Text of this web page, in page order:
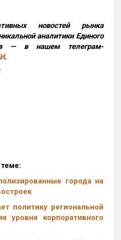
новостей рынка
аналитики Единого
— в нашем телеграм-
.
города на
политику региональной
уровня корпоративного